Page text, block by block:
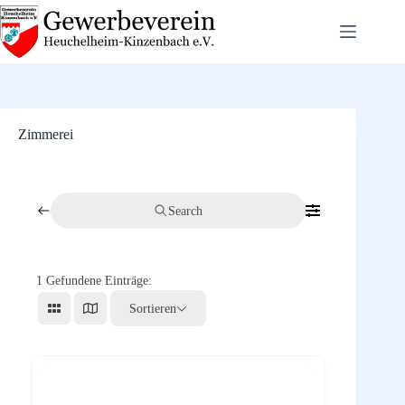
Zum
Inhalt
springen
Zimmerei
Search
1 Gefundene Einträge:
Sortieren